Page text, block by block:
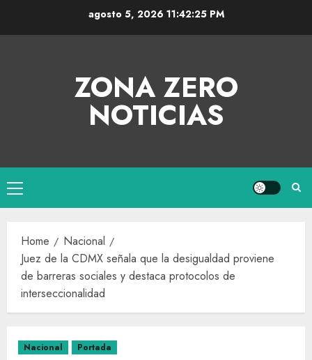
agosto 5, 2026 11:42:25 PM
ZONA ZERO
NOTICIAS
Home
Nacional
Juez de la CDMX señala que la desigualdad proviene
de barreras sociales y destaca protocolos de
interseccionalidad
Nacional Portada